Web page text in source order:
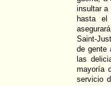
insultar a
hasta el
Saint-
de gente
las
mayoría
servicio